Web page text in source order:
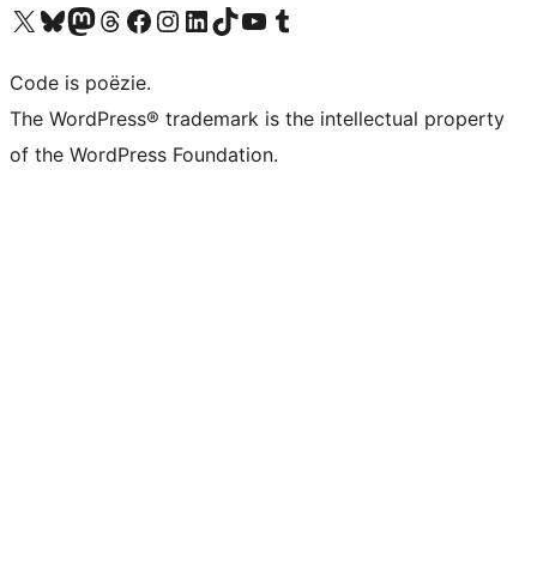
Bezoek ons X (voorheen Twitter) account
Bezoek ons Bluesky account
Bezoek ons Mastodon account
Bezoek ons Threads account
Onze Facebook pagina bezoeken
Bezoek ons Instagram account
Bezoek ons LinkedIn account
Bezoek ons TikTok account
Bezoek ons YouTube kanaalBezoek ons Tumblr account
Code is poëzie.
The WordPress® trademark is the intellectual property
of the WordPress Foundation.